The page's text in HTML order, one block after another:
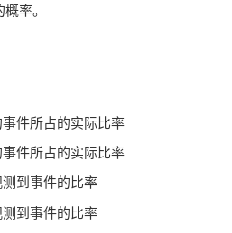
率。
件所占的实际比率
件所占的实际比率
到事件的比率
到事件的比率